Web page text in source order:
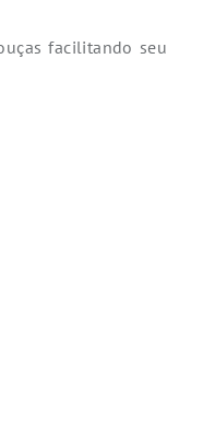
facilitando seu